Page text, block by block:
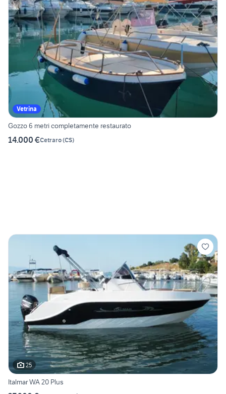
Vetrina
Gozzo 6 metri completamente restaurato
14.000 €Cetraro(CS)
25
Italmar WA 20 Plus